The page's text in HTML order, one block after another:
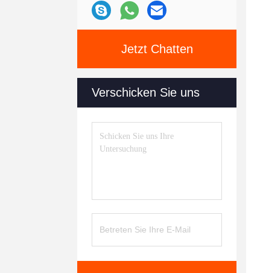
Jetzt Chatten
Verschicken Sie uns